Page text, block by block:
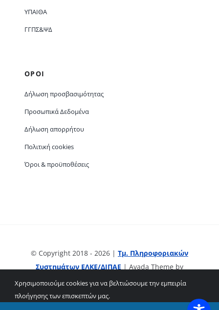
ΥΠΑΙΘΑ
ΓΓΠΣ&ΨΔ
ΟΡΟΙ
Δήλωση προσβασιμότητας
Προσωπικά Δεδομένα
Δήλωση απορρήτου
Πολιτική cookies
Όροι & προϋποθέσεις
© Copyright 2018 - 2026 | Τμ. Πληροφοριακών
Συστημάτων ΕΛΚΕ/ΔΙΠΑΕ | Avada Theme by
ThemeFusion | All Rights Reserved | Powered by
WordPress
Χρησιμοποιούμε cookies για να βελτιώσουμε την εμπειρία
πλοήγησης των επισκεπτών μας.